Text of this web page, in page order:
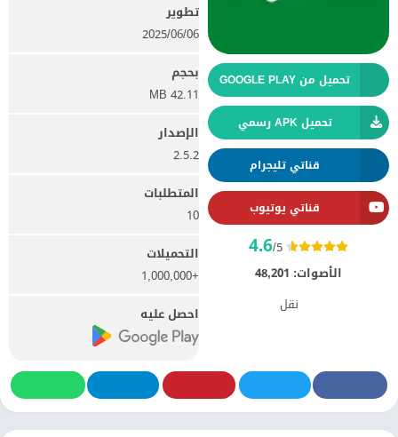
تحميل من GOOGLE PLAY
تحميل APK رسمي
قناتي تليجرام
قناتي يوتيوب
4.6/5
الأصوات: 48,201
نقل
تطوير
06‏/06‏/2025
بحجم
42.11 MB
الإصدار
2.5.2
المتطلبات
10
التحميلات
+1,000,000
احصل عليه